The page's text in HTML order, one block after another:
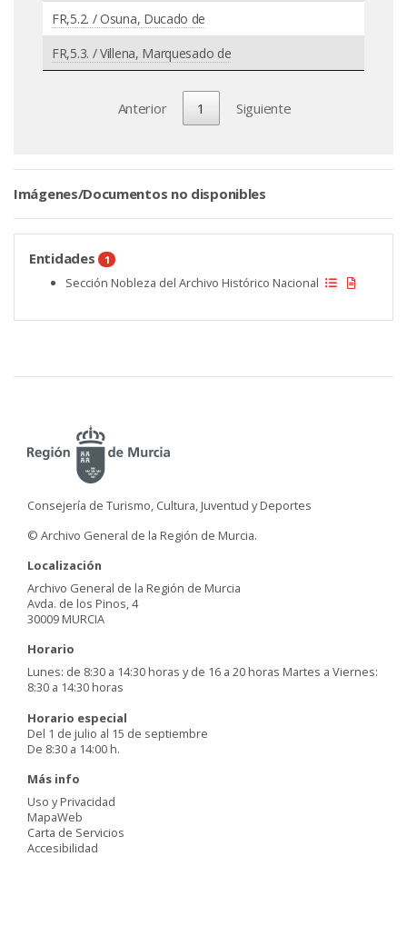
FR,5.2. / Osuna, Ducado de
FR,5.3. / Villena, Marquesado de
Anterior 1 Siguiente
Imágenes/Documentos no disponibles
Entidades 1
Sección Nobleza del Archivo Histórico Nacional
Consejería de Turismo, Cultura, Juventud y Deportes
© Archivo General de la Región de Murcia.
Localización
Archivo General de la Región de Murcia
Avda. de los Pinos, 4
30009 MURCIA
Horario
Lunes: de 8:30 a 14:30 horas y de 16 a 20 horas Martes a Viernes:
8:30 a 14:30 horas
Horario especial
Del 1 de julio al 15 de septiembre
De 8:30 a 14:00 h.
Más info
Uso y Privacidad
MapaWeb
Carta de Servicios
Accesibilidad